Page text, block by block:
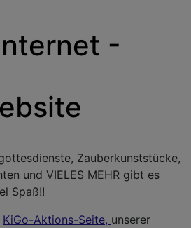
-
Zauberkunststücke,
und VIELES MEHR gibt es
Spaß!!
KiGo-Aktions-Seite, unserer